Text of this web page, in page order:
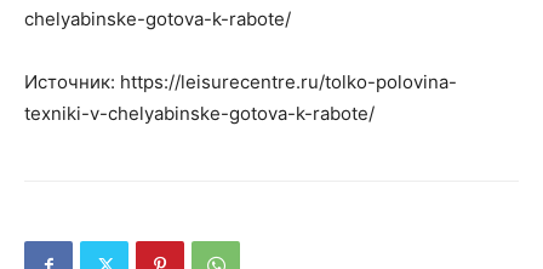
chelyabinske-gotova-k-rabote/
Источник: https://leisurecentre.ru/tolko-polovina-
texniki-v-chelyabinske-gotova-k-rabote/